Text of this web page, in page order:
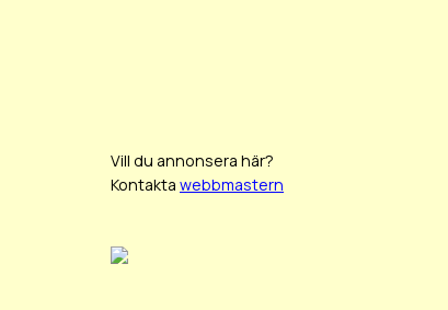
Vill du annonsera här?
Kontakta webbmastern